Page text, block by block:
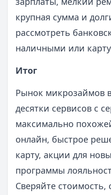
крупная сумма и
рассмотреть
наличными или
Итог
Рынок микрозаймов
десятки сервисов с
максимально
онлайн, быстрое
карту, акции для
программы
Сверяйте стоимость,